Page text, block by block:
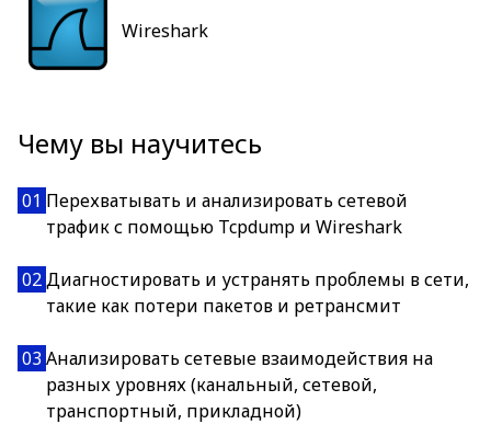
Wireshark
Чему вы научитесь
01 Перехватывать и анализировать сетевой
трафик с помощью Tcpdump и Wireshark
02Диагностировать и устранять проблемы в сети,
такие как потери пакетов и ретрансмит
03 Анализировать сетевые взаимодействия на
разных уровнях (канальный, сетевой,
транспортный, прикладной)